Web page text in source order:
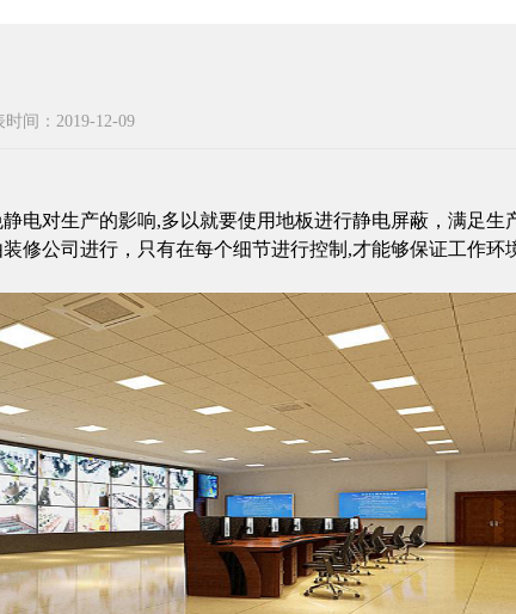
时间：2019-12-09
电对生产的影响,多以就要使用地板进行静电屏蔽，满足生
修公司进行，只有在每个细节进行控制 ,才能够保证工作环